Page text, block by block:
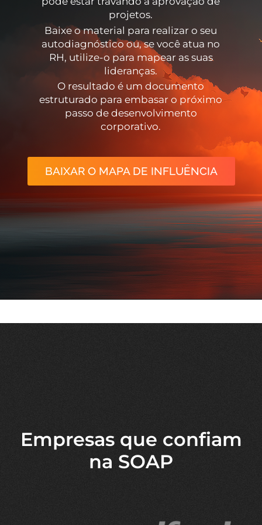
projetos.
Baixe o material para realizar o seu
autodiagnóstico ou, se você atua no
RH, utilize-o para mapear as suas
lideranças.
O resultado é um documento
estruturado para embasar o próximo
passo de desenvolvimento
corporativo.
BAIXAR O MAPA DE INFLUÊNCIA
Empresas que confiam
na SOAP